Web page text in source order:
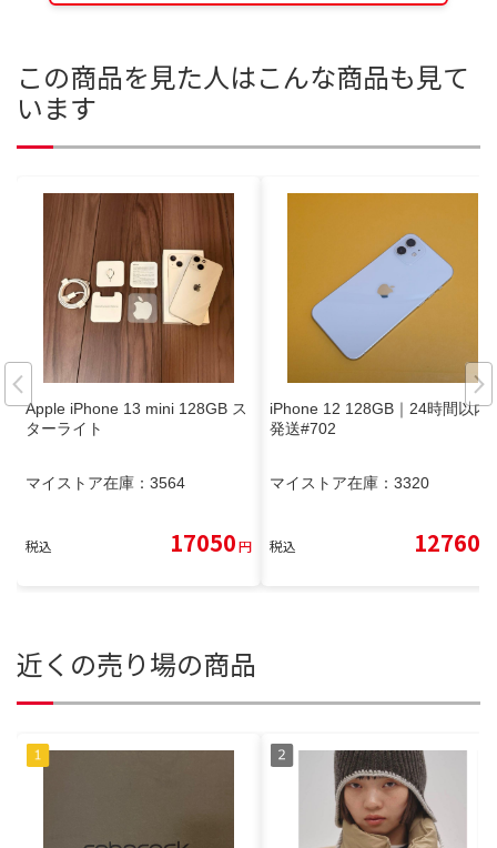
この商品を見た人はこんな商品も見て
います
Apple iPhone 13 mini 128GB ス
ターライト
マイストア在庫： 3564
税込 17050円
iPhone 12 128GB｜24時間以内
発送#702
マイストア在庫： 3320
税込 12760
近くの売り場の商品